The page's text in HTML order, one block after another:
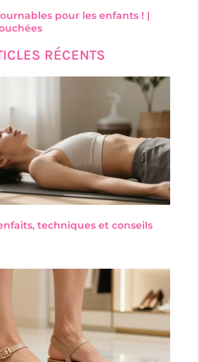
pour les enfants ! |
RÉCENTS
techniques et conseils